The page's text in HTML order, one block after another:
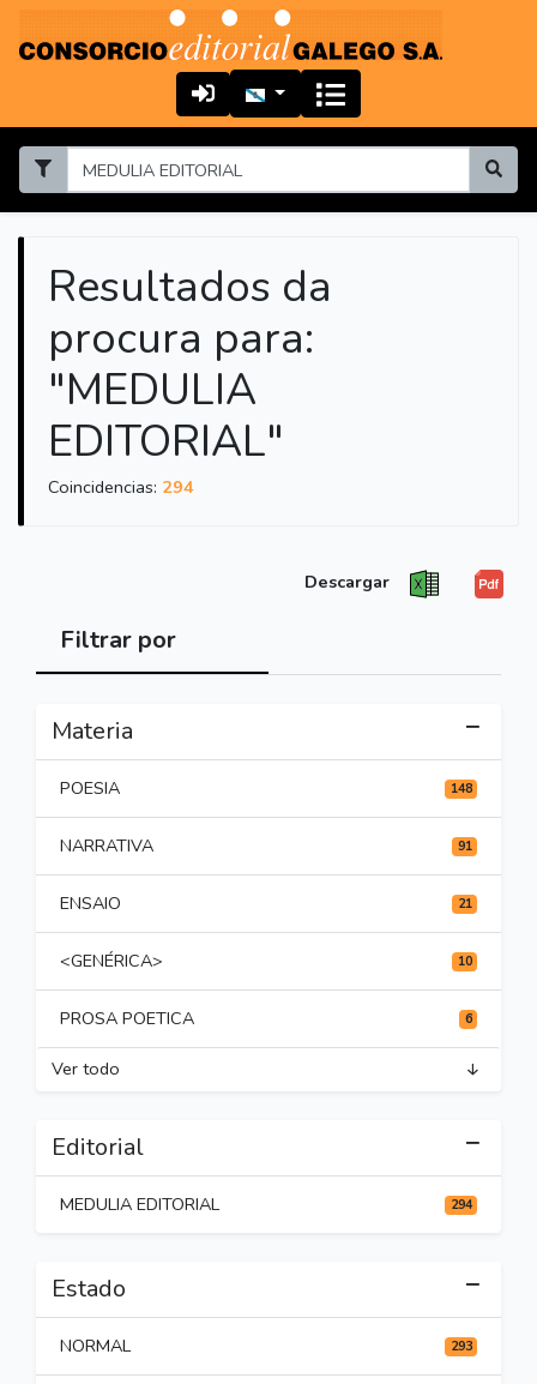
Resultados da
procura para:
"MEDULIA
EDITORIAL"
Coincidencias: 294
Descargar
Filtrar por
Materia
POESIA 148
NARRATIVA 91
ENSAIO 21
<GENÉRICA> 10
PROSA POETICA 6
Ver todo
Editorial
MEDULIA EDITORIAL 294
Estado
NORMAL 293